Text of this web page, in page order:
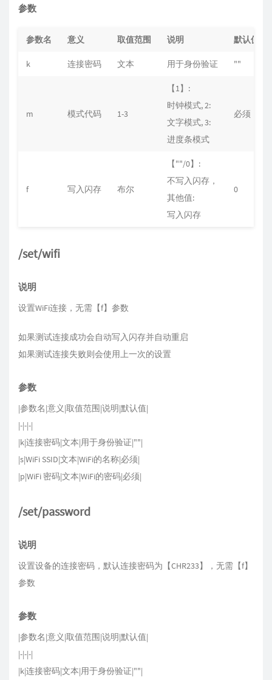
参数
参数名 意义 取值范围 说明 默认值
k 连接密码 文本 用于身份验证 ""
m 模式代码 1-3
【1】:
时钟模式, 2:
文字模式, 3:
进度条模式
必须
f 写入闪存 布尔
【""/0】:
不写入闪存，
其他值:
写入闪存
0
/set/wifi
说明
设置WiFi连接，无需【f】参数
如果测试连接成功会自动写入闪存并自动重启
如果测试连接失败则会使用上一次的设置
参数
|参数名|意义|取值范围|说明|默认值|
|-|-|-|
|k|连接密码|文本|用于身份验证|""|
|s|WiFi SSID|文本|WiFi的名称|必须|
|p|WiFi 密码|文本|WiFi的密码|必须|
/set/password
说明
设置设备的连接密码，默认连接密码为【CHR233】，无需【f】
参数
参数
|参数名|意义|取值范围|说明|默认值|
|-|-|-|
|k|连接密码|文本|用于身份验证|""|